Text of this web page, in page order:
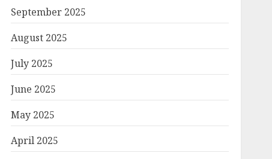
September 2025
August 2025
July 2025
June 2025
May 2025
April 2025